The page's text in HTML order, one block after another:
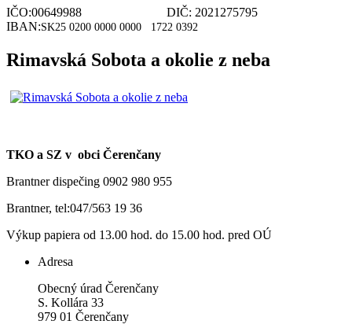
IČO:00649988 DIČ: 2021275795
IBAN:SK25 0200 0000 0000 1722 0392
Rimavská Sobota a okolie z neba
TKO a SZ v obci Čerenčany
Brantner dispečing 0902 980 955
Brantner, tel:047/563 19 36
Výkup papiera od 13.00 hod. do 15.00 hod. pred OÚ
Adresa
Obecný úrad Čerenčany
S. Kollára 33
979 01 Čerenčany